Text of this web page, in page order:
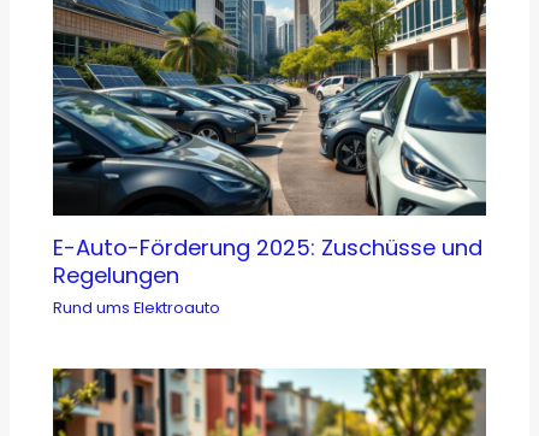
E-Auto-Förderung 2025: Zuschüsse und
Regelungen
Rund ums Elektroauto